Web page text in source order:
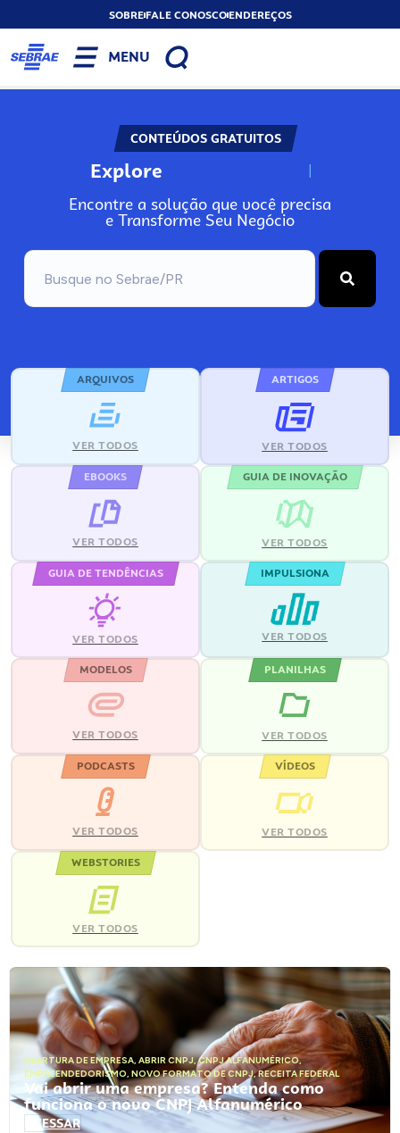
SOBREFALE CONOSCOENDEREÇOS
MENU
CONTEÚDOS GRATUITOS
Explore N
Encontre a solução que você precisa
e Transforme Seu Negócio
ARQUIVOS
VER TODOS
ARTIGOS
VER TODOS
EBOOKS
VER TODOS
GUIA DE INOVAÇÃO
VER TODOS
GUIA DE TENDÊNCIAS
VER TODOS
IMPULSIONA
VER TODOS
MODELOS
VER TODOS
PLANILHAS
VER TODOS
PODCASTS
VER TODOS
VÍDEOS
VER TODOS
WEBSTORIES
VER TODOS
ABERTURA DE EMPRESA, ABRIR CNPJ,CNPJ ALFANUMÉRICO,
EMPREENDEDORISMO, NOVO FORMATO DE CNPJ,RECEITA FEDERAL
Vai abrir uma empresa? Entenda como
funciona o novo CNPJ Alfanumérico
ACESSAR